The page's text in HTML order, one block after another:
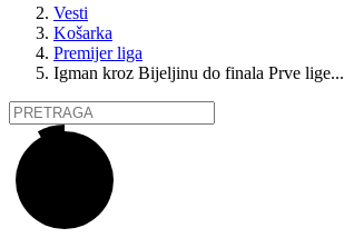
Vesti
Košarka
Premijer liga
Igman kroz Bijeljinu do finala Prve lige...